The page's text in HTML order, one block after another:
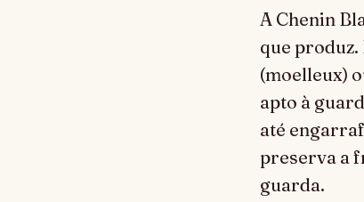
A Chenin
que produz.
(moelleux)
apto à
até
preserva a
guarda.